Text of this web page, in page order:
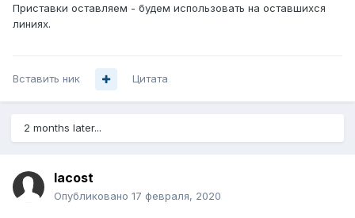
Приставки оставляем - будем использовать на оставшихся
линиях.
Вставить ник Цитата
2 months later...
lacost
Опубликовано 17 февраля, 2020